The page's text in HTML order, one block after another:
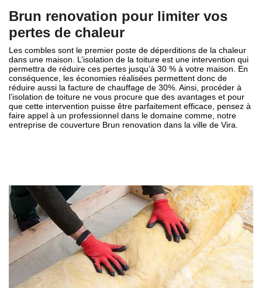
Brun renovation pour limiter vos
pertes de chaleur
Les combles sont le premier poste de déperditions de la chaleur
dans une maison. L’isolation de la toiture est une intervention qui
permettra de réduire ces pertes jusqu’à 30 % à votre maison. En
conséquence, les économies réalisées permettent donc de
réduire aussi la facture de chauffage de 30%. Ainsi, procéder à
l’isolation de toiture ne vous procure que des avantages et pour
que cette intervention puisse être parfaitement efficace, pensez à
faire appel à un professionnel dans le domaine comme, notre
entreprise de couverture Brun renovation dans la ville de Vira.